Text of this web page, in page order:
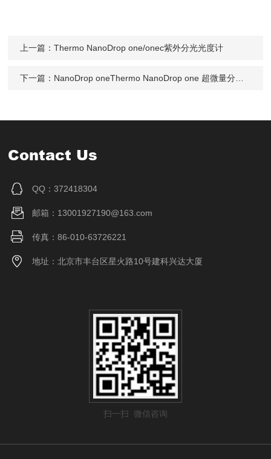
上一篇：Thermo NanoDrop one/onec紫外分光光度计
下一篇： NanoDrop oneThermo NanoDrop one 超微量分光光度计
Contact Us
QQ：372418304
邮箱：13001927190@163.com
传真：86-010-63726221
地址：北京市丰台区星火路10号建科兴达大厦
扫一扫 微信咨询